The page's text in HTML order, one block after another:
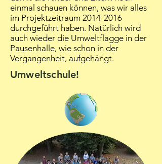
einmal schauen können, was wir alles
im Projektzeitraum 2014-2016
durchgeführt haben. Natürlich wird
auch wieder die Umweltflagge in der
Pausenhalle, wie schon in der
Vergangenheit, aufgehängt.
Umweltschule!